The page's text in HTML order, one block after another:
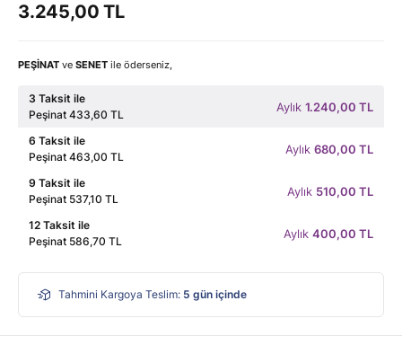
3.245,00 TL
PEŞİNAT ve SENET ile öderseniz,
3 Taksit ile
Peşinat 433,60 TL
Aylık 1.240,00 TL
6 Taksit ile
Peşinat 463,00 TL
Aylık 680,00 TL
9 Taksit ile
Peşinat 537,10 TL
Aylık 510,00 TL
12 Taksit ile
Peşinat 586,70 TL
Aylık 400,00 TL
Tahmini Kargoya Teslim: 5 gün içinde